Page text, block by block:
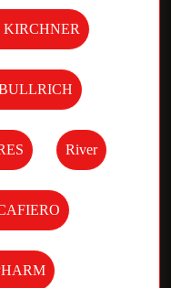
KIRCHNER
River